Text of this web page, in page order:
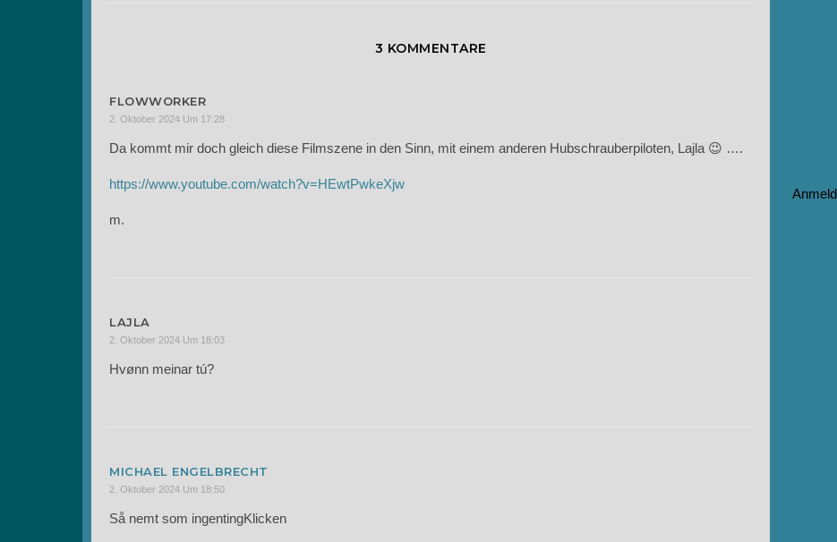
3 KOMMENTARE
FLOWWORKER
2. Oktober 2024 Um 17:28
Da kommt mir doch gleich diese Filmszene in den Sinn, mit einem anderen Hubschrauberpiloten, Lajla 😉 ….
https://www.youtube.com/watch?v=HEwtPwkeXjw
m.
LAJLA
2. Oktober 2024 Um 18:03
Hvønn meinar tú?
MICHAEL ENGELBRECHT
2. Oktober 2024 Um 18:50
Så nemt som ingentingKlicken